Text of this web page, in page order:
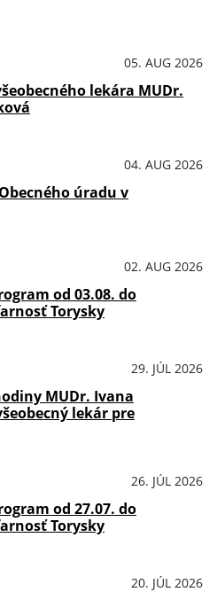
05. AUG 2026
lekára MUDr.
04. AUG 2026
úradu v
02. AUG 2026
od 03.08. do
Torysky
29. JÚL 2026
MUDr. Ivana
lekár pre
26. JÚL 2026
od 27.07. do
Torysky
20. JÚL 2026